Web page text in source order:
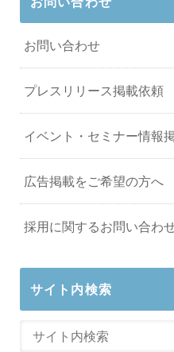
お問い合わせ
プレスリリース掲載依頼
イベント・セミナー情報
広告掲載をご希望の方へ
採用に関するお問い合わ
サイト内検索